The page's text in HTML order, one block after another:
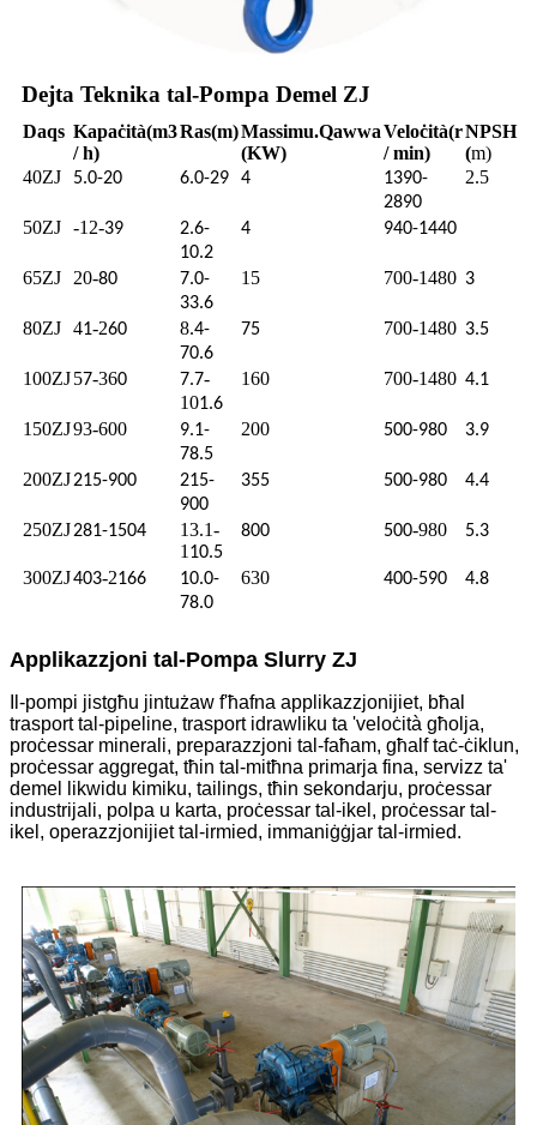
Dejta Teknika tal-Pompa Demel ZJ
Daqs Kapaċità(m3
/ h)
Ras(m)Massimu.Qawwa
(KW)
Veloċità(r
/ min)
NPSH
(m)
40ZJ
5.0-20 6.0-29 4
1390-
2890
2.5
50ZJ -12-39
2.6-
10.2
4 940-1440
65ZJ 20-80
7.0-
33.6
15 700-1480 3
80ZJ 41-260 8.4-
70.6
75 700-1480 3.5
100ZJ57-360 7.7-
101.6
160 700-1480 4.1
150ZJ93-600
9.1-
78.5
200 500-980 3.9
200ZJ215-900
215-
900
355 500-980 4.4
250ZJ281-1504
13.1-
1 10.5
800 500-980 5.3
300ZJ403-2166
10.0-
78.0
630 400-590 4.8
Applikazzjoni tal-Pompa Slurry ZJ
Il-pompi jistgħu jintużaw f'ħafna applikazzjonijiet, bħal
trasport tal-pipeline, trasport idrawliku ta 'veloċità għolja,
proċessar minerali, preparazzjoni tal-faħam, għalf taċ-ċiklun,
proċessar aggregat, tħin tal-mitħna primarja fina, servizz ta'
demel likwidu kimiku, tailings, tħin sekondarju, proċessar
industrijali, polpa u karta, proċessar tal-ikel, proċessar tal-
ikel, operazzjonijiet tal-irmied, immaniġġjar tal-irmied.